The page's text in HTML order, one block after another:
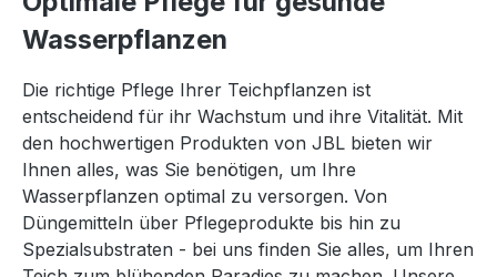
Wasserpflanzen
Die richtige Pflege Ihrer Teichpflanzen ist
entscheidend für ihr Wachstum und ihre Vitalität. Mit
den hochwertigen Produkten von JBL bieten wir
Ihnen alles, was Sie benötigen, um Ihre
Wasserpflanzen optimal zu versorgen. Von
Düngemitteln über Pflegeprodukte bis hin zu
Spezialsubstraten - bei uns finden Sie alles, um Ihren